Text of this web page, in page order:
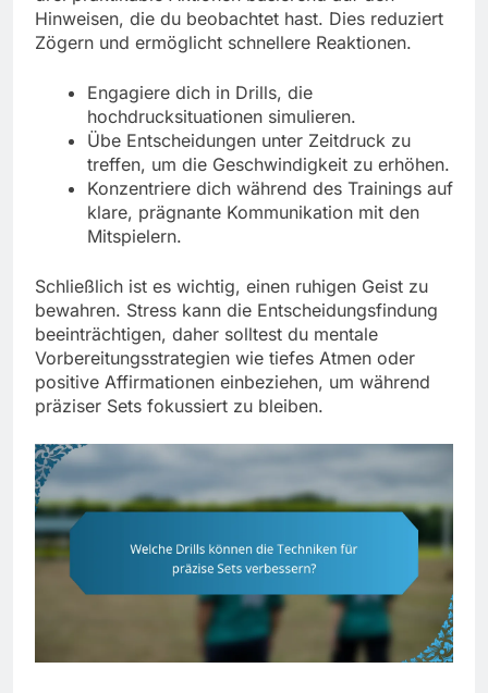
Hinweisen, die du beobachtet hast. Dies reduziert
Zögern und ermöglicht schnellere Reaktionen.
Engagiere dich in Drills, die
hochdrucksituationen simulieren.
Übe Entscheidungen unter Zeitdruck zu
treffen, um die Geschwindigkeit zu erhöhen.
Konzentriere dich während des Trainings auf
klare, prägnante Kommunikation mit den
Mitspielern.
Schließlich ist es wichtig, einen ruhigen Geist zu
bewahren. Stress kann die Entscheidungsfindung
beeinträchtigen, daher solltest du mentale
Vorbereitungsstrategien wie tiefes Atmen oder
positive Affirmationen einbeziehen, um während
präziser Sets fokussiert zu bleiben.